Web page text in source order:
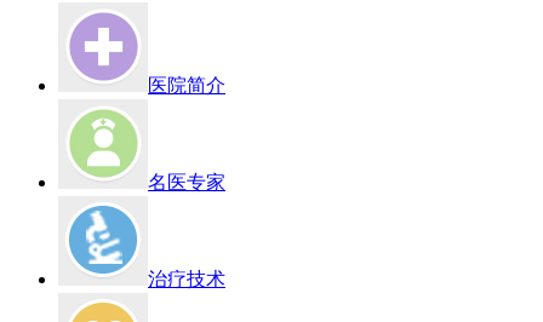
医院简介
名医专家
治疗技术